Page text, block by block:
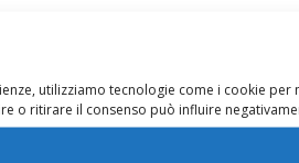
utilizziamo tecnologie come i cookie
o ritirare il consenso può influire